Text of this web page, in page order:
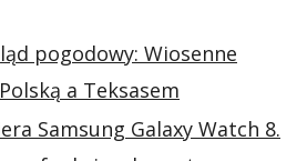
pogodowy: Wiosenne
a Teksasem
Samsung Galaxy Watch 8.